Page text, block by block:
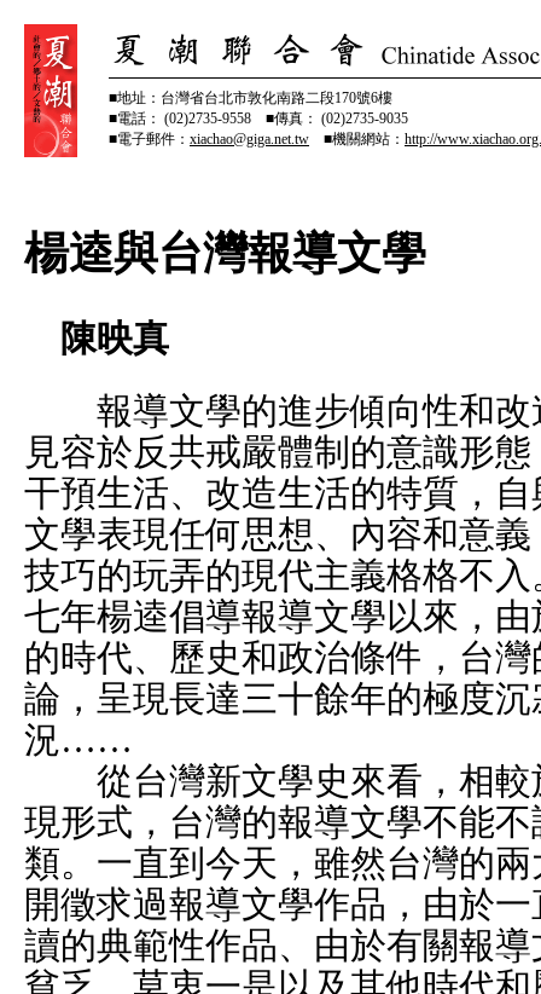
■地址：台灣省台北市敦化南路二段170號6樓
■電話： (02)2735-9558 ■傳真： (02)2735-9035
■電子郵件： xiachao@giga.net.tw ■機關網站： http://
楊逵與台灣報導文學
陳映真
報導文學的進步傾向性和改
見容於反共戒嚴體制的意識形
干預生活、改造生活的特質，
文學表現任何思想、內容和意
技巧的玩弄的現代主義格格不
七年楊逵倡導報導文學以來，
的時代、歷史和政治條件，台
論，呈現長達三十餘年的極度
況……
從台灣新文學史來看，相較
現形式，台灣的報導文學不能
類。一直到今天，雖然台灣的
開徵求過報導文學作品，由於
讀的典範性作品、由於有關報